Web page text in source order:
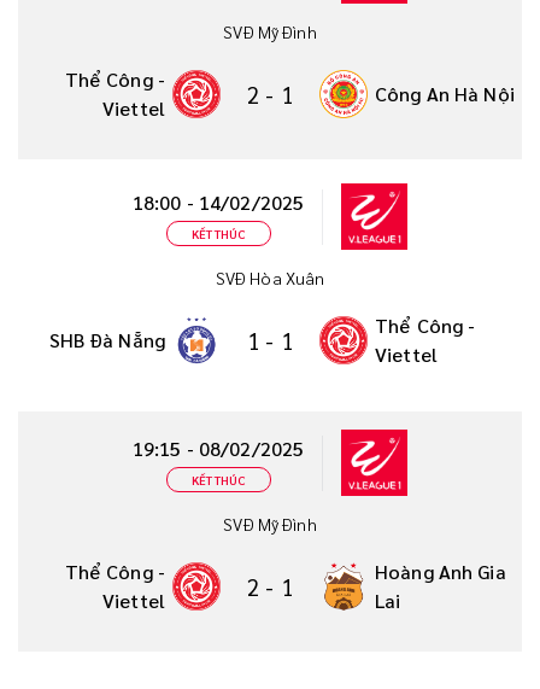
SVĐ Mỹ Đình
Thể Công -
Viettel
2 - 1 Công An Hà Nội
18:00 - 14/02/2025
KẾT THÚC
SVĐ Hòa Xuân
SHB Đà Nẵng 1 - 1
Thể Công -
Viettel
19:15 - 08/02/2025
KẾT THÚC
SVĐ Mỹ Đình
Thể Công -
Viettel
2 - 1
Hoàng Anh Gia
Lai